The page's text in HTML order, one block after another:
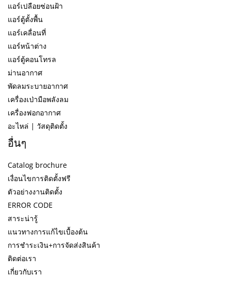
แอร์เปลือยซ่อนฝ้า
แอร์ตู้ตั้งพื้น
แอร์เคลื่อนที่
แอร์หน้าต่าง
แอร์ตู้คอนโทรล
ม่านอากาศ
พัดลมระบายอากาศ
เครื่องเป่ามือพลังลม
เครื่องฟอกอากาศ
อะไหล่ | วัสดุติดตั้ง
อื่นๆ
Catalog brochure
เงื่อนไขการติดตั้งฟรี
ตัวอย่างงานติดตั้ง
ERROR CODE
สาระน่ารู้
แนวทางการแก้ไขเบื้องต้น
การชำระเงิน+การจัดส่งสินค้า
ติดต่อเรา
เกี่ยวกับเรา